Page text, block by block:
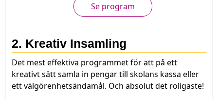
Se program
2. Kreativ Insamling
Det mest effektiva programmet för att på ett
kreativt sätt samla in pengar till skolans kassa eller
ett välgörenhetsändamål. Och absolut det roligaste!